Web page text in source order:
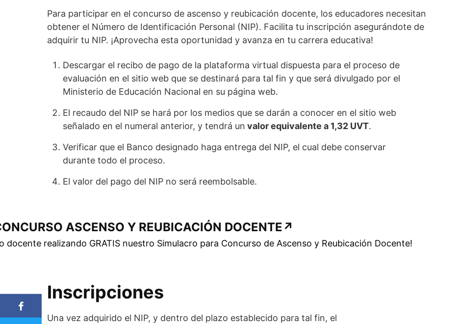
Para participar en el concurso de ascenso y reubicación docente, los educadores necesitan
obtener el Número de Identificación Personal (NIP). Facilita tu inscripción asegurándote de
adquirir tu NIP. ¡Aprovecha esta oportunidad y avanza en tu carrera educativa!
Descargar el recibo de pago de la plataforma virtual dispuesta para el proceso de
evaluación en el sitio web que se destinará para tal fin y que será divulgado por el
Ministerio de Educación Nacional en su página web.
El recaudo del NIP se hará por los medios que se darán a conocer en el sitio web
señalado en el numeral anterior, y tendrá un valor equivalente a 1,32 UVT.
Verificar que el Banco designado haga entrega del NIP, el cual debe conservar
durante todo el proceso.
El valor del pago del NIP no será reembolsable.
ASCENSO Y REUBICACIÓN DOCENTE↗
docente realizando GRATIS nuestro Simulacro para Concurso de Ascenso y Reubicación Docente!
Inscripciones
Una vez adquirido el NIP, y dentro del plazo establecido para tal fin, el